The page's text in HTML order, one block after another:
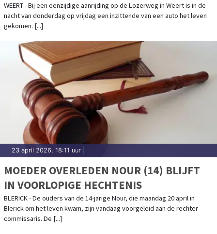
WEERT - Bij een eenzijdige aanrijding op de Lozerweg in Weert is in de
nacht van donderdag op vrijdag een inzittende van een auto het leven
gekomen. [...]
23 april 2026, 18:11 uur
MOEDER OVERLEDEN NOUR (14) BLIJFT
IN VOORLOPIGE HECHTENIS
BLERICK - De ouders van de 14-jarige Nour, die maandag 20 april in
Blerick om het leven kwam, zijn vandaag voorgeleid aan de rechter-
commissaris. De [...]